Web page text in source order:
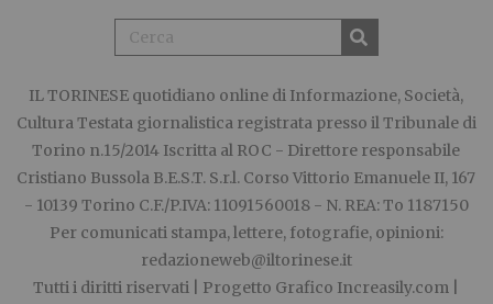
IL TORINESE quotidiano online di Informazione, Società,
Cultura Testata giornalistica registrata presso il Tribunale di
Torino n.15/2014 Iscritta al ROC - Direttore responsabile
Cristiano Bussola B.E.S.T. S.r.l. Corso Vittorio Emanuele II, 167
- 10139 Torino C.F./P.IVA: 11091560018 - N. REA: To 1187150
Per comunicati stampa, lettere, fotografie, opinioni:
redazioneweb@iltorinese.it
Tutti i diritti riservati | Progetto Grafico Increasily.com